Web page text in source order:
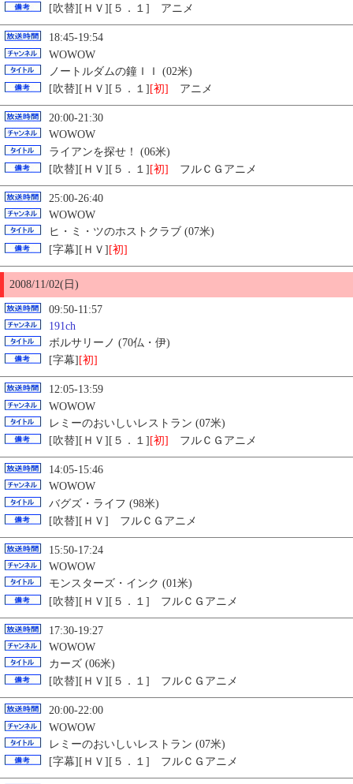
[吹替][ＨＶ][５．１] アニメ
18:45-19:54
WOWOW
ノートルダムの鐘ＩＩ (02米)
[吹替][ＨＶ][５．１] [初] アニメ
20:00-21:30
WOWOW
ライアンを探せ！ (06米)
[吹替][ＨＶ][５．１] [初] フルＣＧアニメ
25:00-26:40
WOWOW
ヒ・ミ・ツのホストクラブ (07米)
[字幕][ＨＶ][初]
2008/11/02(日)
09:50-11:57
191ch
ボルサリーノ (70仏・伊)
[字幕] [初]
12:05-13:59
WOWOW
レミーのおいしいレストラン (07米)
[吹替][ＨＶ][５．１] [初] フルＣＧアニメ
14:05-15:46
WOWOW
バグズ・ライフ (98米)
[吹替][ＨＶ] フルＣＧアニメ
15:50-17:24
WOWOW
モンスターズ・インク (01米)
[吹替][ＨＶ][５．１] フルＣＧアニメ
17:30-19:27
WOWOW
カーズ (06米)
[吹替][ＨＶ][５．１] フルＣＧアニメ
20:00-22:00
WOWOW
レミーのおいしいレストラン (07米)
[字幕][ＨＶ][５．１] フルＣＧアニメ